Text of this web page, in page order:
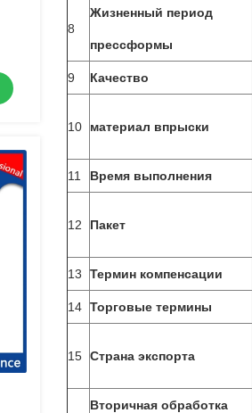
8
Жизненный период
прессформы
9 Качество
10 материал впрыски
11 Время выполнения
12 Пакет
13 Термин компенсации
14 Торговые термины
15 Страна экспорта
Вторичная обработка